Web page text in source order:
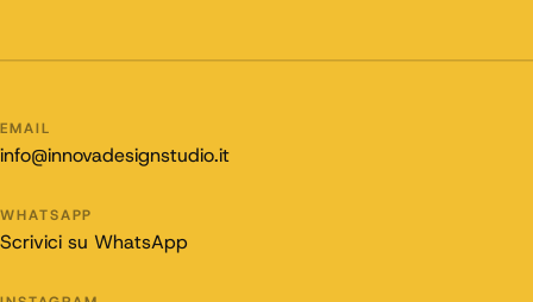
EMAIL
info@innovadesignstudio.it
WHATSAPP
Scrivici su WhatsApp